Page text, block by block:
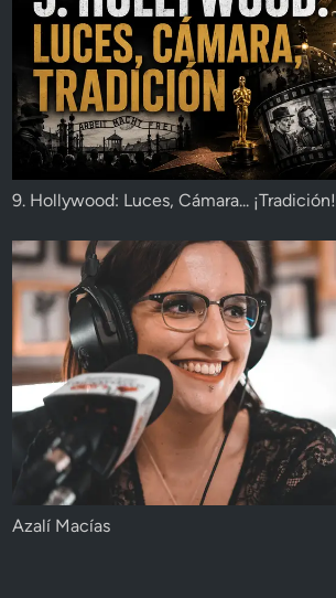
9. Hollywood: Luces, Cámara... ¡Tradición!
Azalí Macías